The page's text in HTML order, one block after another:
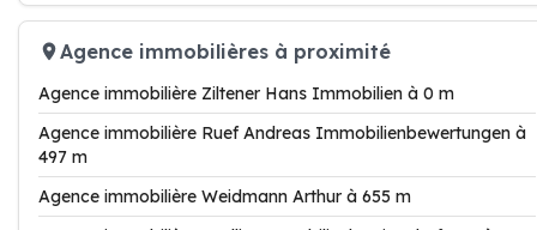
Agence immobilières à proximité
Agence immobilière Ziltener Hans Immobilien à 0 m
Agence immobilière Ruef Andreas Immobilienbewertungen à
497 m
Agence immobilière Weidmann Arthur à 655 m